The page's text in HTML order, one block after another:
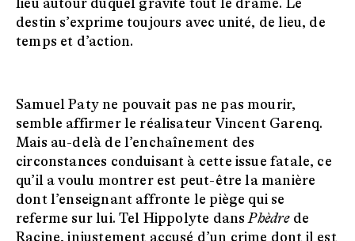
lieu autour duquel gravite tout le drame. Le
destin s’exprime toujours avec unité, de lieu, de
temps et d’action.
Samuel Paty ne pouvait pas ne pas mourir,
semble affirmer le réalisateur Vincent Garenq.
Mais au-delà de l’enchaînement des
circonstances conduisant à cette issue fatale, ce
qu’il a voulu montrer est peut-être la manière
dont l’enseignant affronte le piège qui se
referme sur lui. Tel Hippolyte dansPhèdre de
Racine, injustement accusé d’un crime dont il est